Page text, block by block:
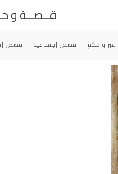
قــصــة و
و حكم قصص إجتماعية قصص